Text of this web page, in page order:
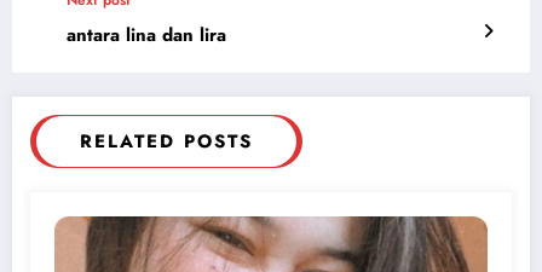
antara lina dan lira
RELATED POSTS